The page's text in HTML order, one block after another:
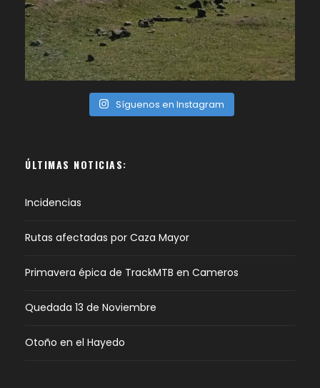
Síguenos en Instagram
ÚLTIMAS NOTICIAS:
Incidencias
Rutas afectadas por Caza Mayor
Primavera épica de TrackMTB en Cameros
Quedada 13 de Noviembre
Otoño en el Hayedo